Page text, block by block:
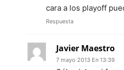
cara a los playoff
Respuesta
Javier Maestro
7 mayo 2013 En 13:39